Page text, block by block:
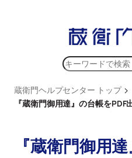
ッ
プ
検
蔵衛門ヘルプセンター トップ >
『蔵衛門御用達』の台帳をPDF
『蔵衛門御用